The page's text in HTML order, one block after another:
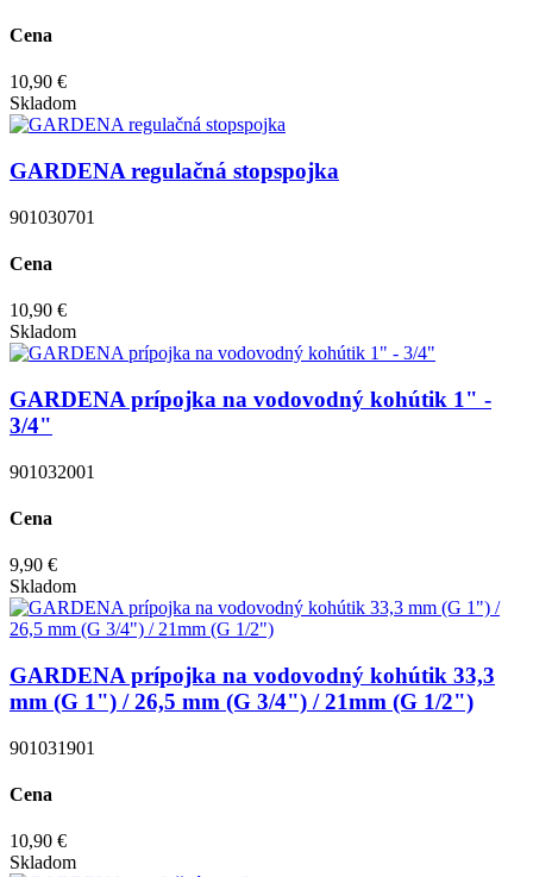
Cena
10,90 €
Skladom
GARDENA regulačná stopspojka
901030701
Cena
10,90 €
Skladom
GARDENA prípojka na vodovodný kohútik 1" -
3/4"
901032001
Cena
9,90 €
Skladom
GARDENA prípojka na vodovodný kohútik 33,3
mm (G 1") / 26,5 mm (G 3/4") / 21mm (G 1/2")
901031901
Cena
10,90 €
Skladom